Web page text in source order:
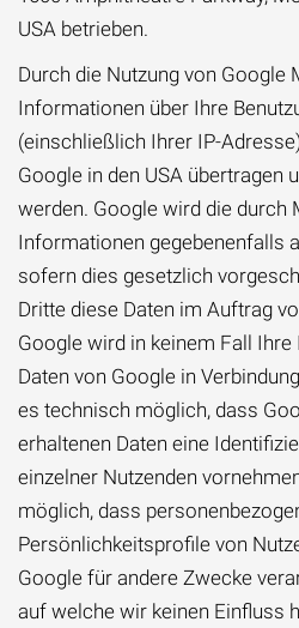
USA betrieben.
Durch die Nutzung von Google
Informationen über Ihre
(einschließlich Ihrer IP-
Google in den USA übertragen
werden. Google wird die durch
Informationen gegebenenfalls
sofern dies gesetzlich
Dritte diese Daten im Auftrag
Google wird in keinem Fall
Daten von Google in
es technisch möglich, dass
erhaltenen Daten eine
einzelner Nutzenden
möglich, dass
Persönlichkeitsprofile von
Google für andere Zwecke
auf welche wir keinen Einfluss